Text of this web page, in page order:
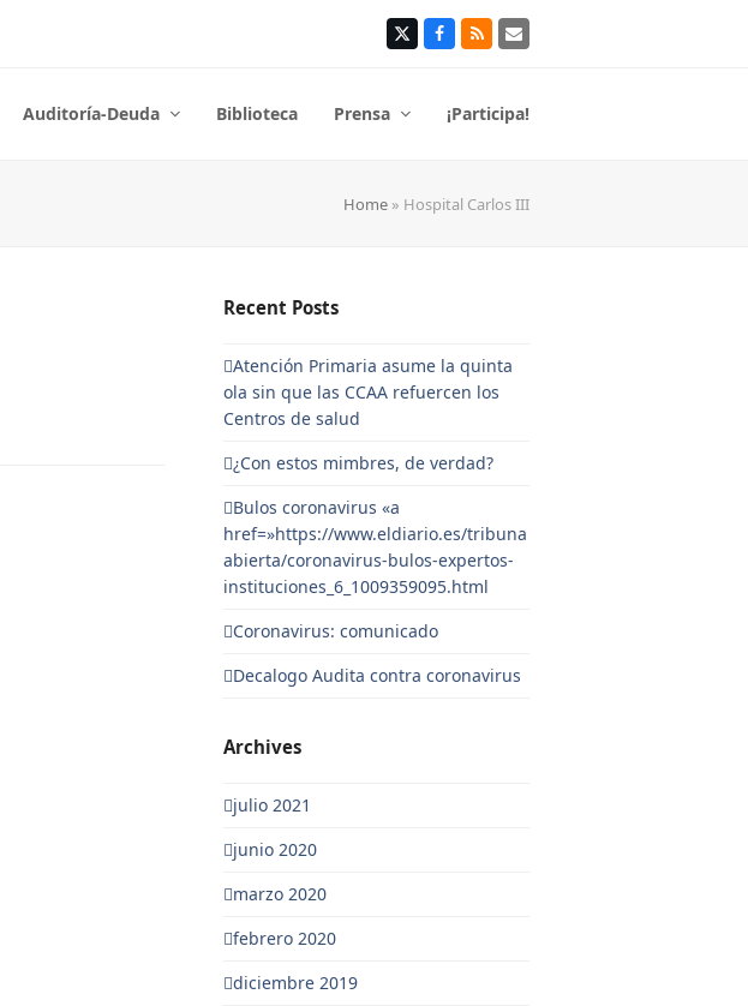
TwitterFacebook
RSS Correo
Auditoría-Deuda Biblioteca Prensa ¡Participa!
Home » Hospital Carlos III
Recent Posts
Atención Primaria asume la quinta
ola sin que las CCAA refuercen los
Centros de salud
¿Con estos mimbres, de verdad?
Bulos coronavirus «a
href=»https://www.eldiario.es/tribuna
abierta/coronavirus-bulos-expertos-
instituciones_6_1009359095.html
Coronavirus: comunicado
Decalogo Audita contra coronavirus
Archives
julio 2021
junio 2020
marzo 2020
febrero 2020
diciembre 2019